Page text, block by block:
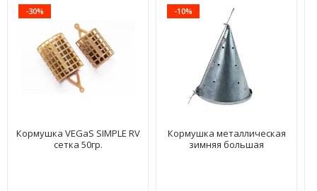
-30%
Кормушка VEGaS SIMPLE RV
сетка 50гр.
-10%
Кормушка металлическая
зимняя большая